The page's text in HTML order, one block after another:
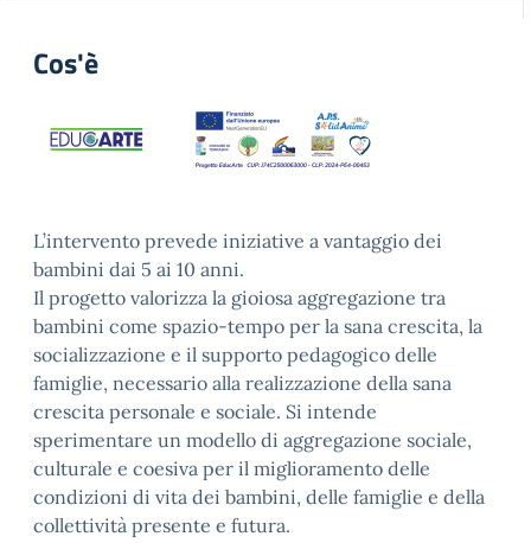
Cos'è
L’intervento prevede iniziative a vantaggio dei
bambini dai 5 ai 10 anni.
Il progetto valorizza la gioiosa aggregazione tra
bambini come spazio-tempo per la sana crescita, la
socializzazione e il supporto pedagogico delle
famiglie, necessario alla realizzazione della sana
crescita personale e sociale. Si intende
sperimentare un modello di aggregazione sociale,
culturale e coesiva per il miglioramento delle
condizioni di vita dei bambini, delle famiglie e della
collettività presente e futura.